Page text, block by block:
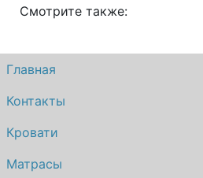
Смотрите также:
Главная
Контакты
Кровати
Матрасы